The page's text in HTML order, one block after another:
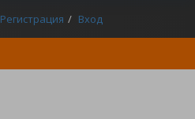
Регистрация Вход